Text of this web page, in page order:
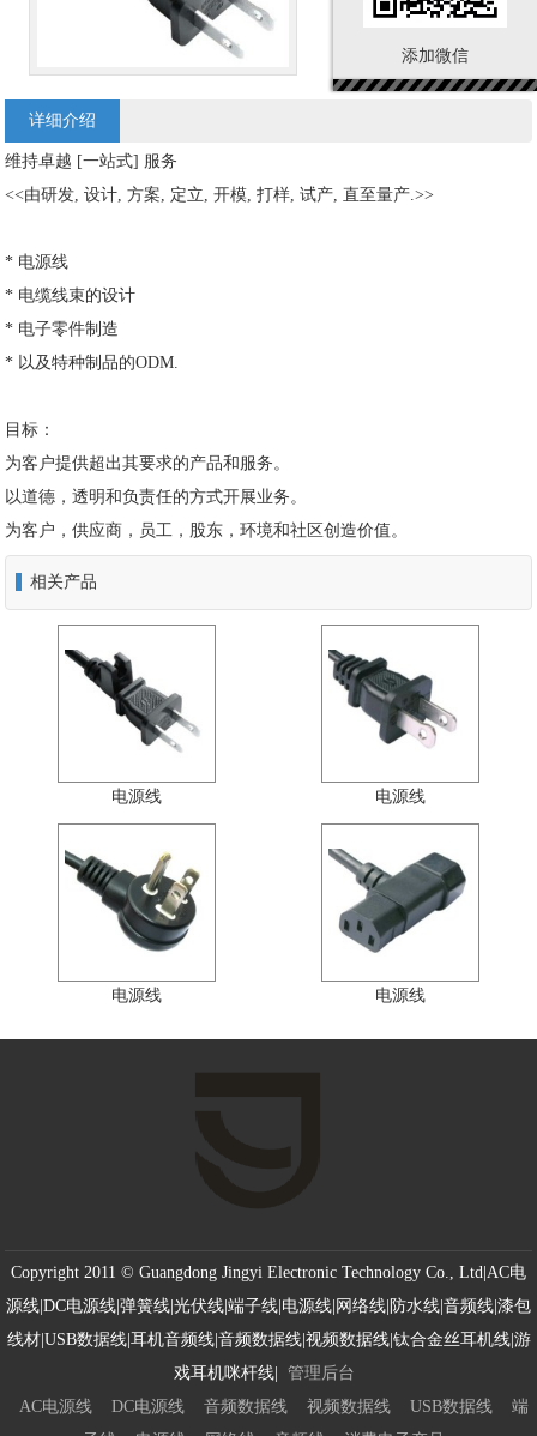
详细介绍
维持卓越 [一站式] 服务
<<由研发, 设计, 方案, 定立, 开模, 打样, 试产, 直至量产.>>
* 电源线
* 电缆线束的设计
* 电子零件制造
* 以及特种制品的ODM.
目标：
为客户提供超出其要求的产品和服务。
以道德，透明和负责任的方式开展业务。
为客户，供应商，员工，股东，环境和社区创造价值。
相关产品
电源线 电源线
电源线 电源线
Copyright 2011 © Guangdong Jingyi Electronic Technology Co., Ltd|AC电
源线|DC电源线|弹簧线|光伏线|端子线|电源线|网络线|防水线|音频线|漆包
线材|USB数据线|耳机音频线|音频数据线|视频数据线|钛合金丝耳机线|游
戏耳机咪杆线|
管理后台
AC电源线
DC电源线 音频数据线 视频数据线 USB数据线
端
添加微信